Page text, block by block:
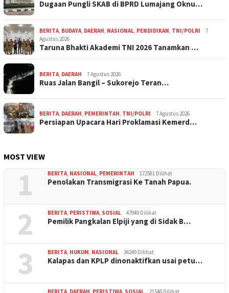
Dugaan Pungli SKAB di BPRD Lumajang Oknu…
BERITA, BUDAYA, DAERAH, NASIONAL, PENDIDIKAN, TNI/POLRI
7
Agustus 2026
Taruna Bhakti Akademi TNI 2026 Tanamkan …
BERITA, DAERAH 7 Agustus 2026
Ruas Jalan Bangil – Sukorejo Teran…
BERITA, DAERAH, PEMERINTAH, TNI/POLRI 7 Agustus 2026
Persiapan Upacara Hari Proklamasi Kemerd…
MOST VIEW
1 BERITA, NASIONAL, PEMERINTAH 172581 Dilihat
Penolakan Transmigrasi Ke Tanah Papua.
2 BERITA, PERISTIWA, SOSIAL 47949 Dilihat
Pemilik Pangkalan Elpiji yang di Sidak B…
3 BERITA, HUKUM, NASIONAL 34249 Dilihat
Kalapas dan KPLP dinonaktifkan usai petu…
BERITA DAERAH PERISTIWA SOSIAL 21546 Dilihat